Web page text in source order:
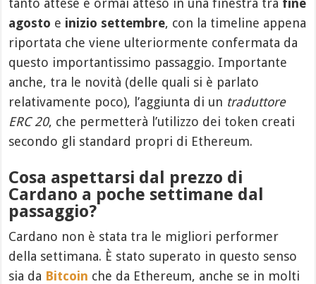
agosto e inizio settembre, con la timeline appena
riportata che viene ulteriormente confermata da
questo importantissimo passaggio. Importante
anche, tra le novità (delle quali si è parlato
relativamente poco), l’aggiunta di un traduttore
ERC 20, che permetterà l’utilizzo dei token creati
secondo gli standard propri di Ethereum.
Cosa aspettarsi dal prezzo di
Cardano a poche settimane dal
passaggio?
Cardano non è stata tra le migliori performer
della settimana. È stato superato in questo senso
sia da Bitcoin che da Ethereum, anche se in molti